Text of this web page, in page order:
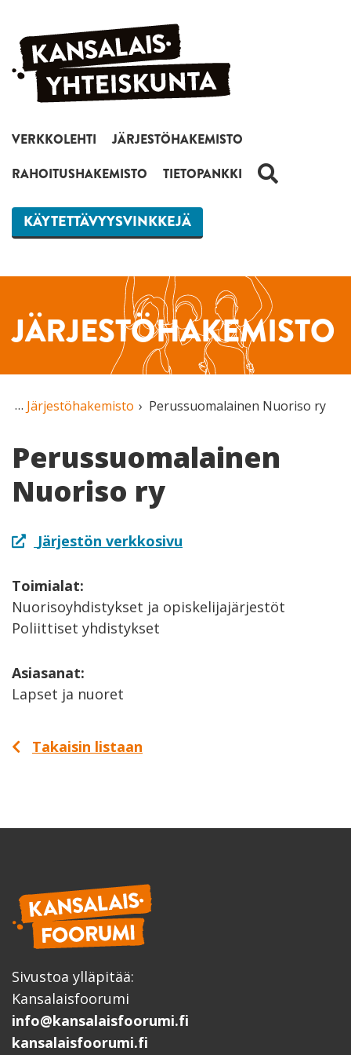
Siirry sisältöön
VERKKOLEHTI
JÄRJESTÖHAKEMISTO
RAHOITUSHAKEMISTO
TIETOPANKKI HAKU
KÄYTETTÄVYYSVINKKEJÄ
JÄRJESTÖHAKEMISTO
Järjestöhakemisto Perussuomalainen Nuoriso ry
Perussuomalainen
Nuoriso ry
Järjestön verkkosivu
Toimialat:
Nuorisoyhdistykset ja opiskelijajärjestöt
Poliittiset yhdistykset
Asiasanat:
Lapset ja nuoret
Takaisin listaan
Sivustoa ylläpitää:
Kansalaisfoorumi
info@kansalaisfoorumi.fi
kansalaisfoorumi.fi